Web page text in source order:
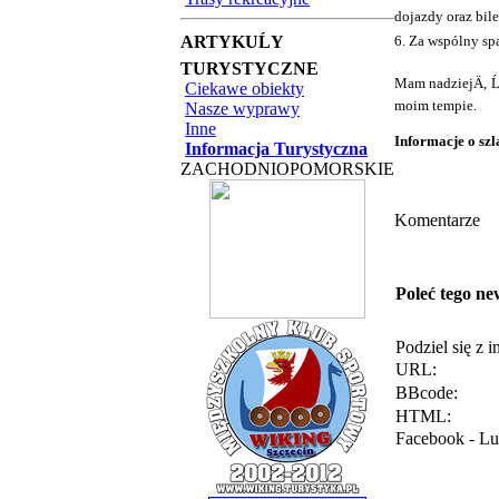
ARTYKUĹY
TURYSTYCZNE
Ciekawe obiekty
Nasze wyprawy
Inne
Informacja Turystyczna
ZACHODNIOPOMORSKIE
dojazdy oraz
6. Za wspólny
Mam nadziejÄ,
moim tempie.
Informacje o
Komentarze
Poleć tego
Podziel się z
URL:
BBcode:
HTML:
Facebook -